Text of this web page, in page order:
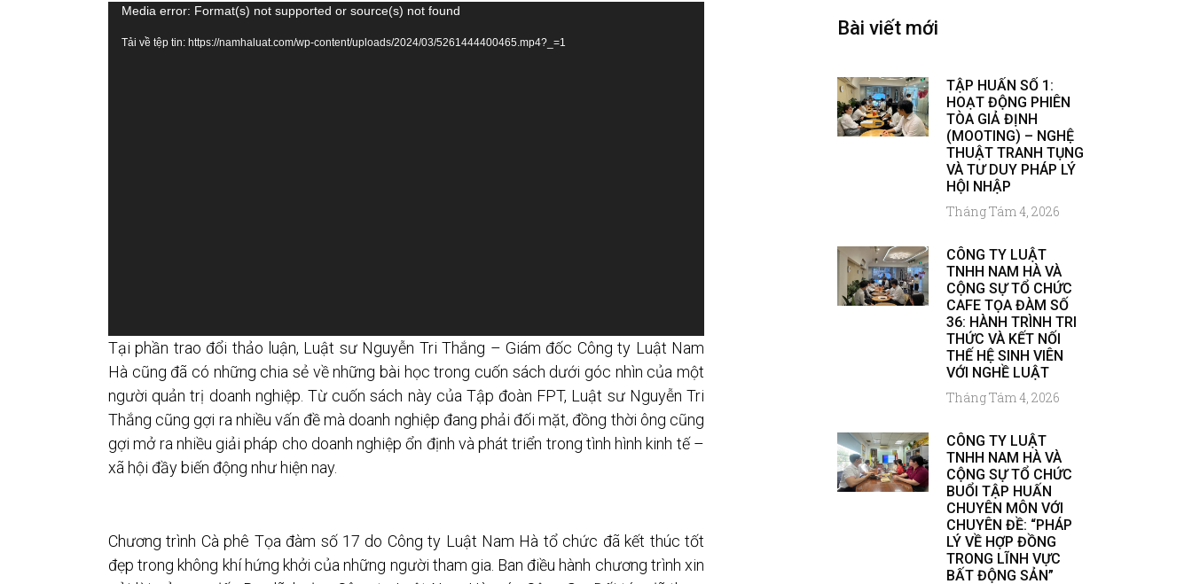
Trình
chơi
Media error: Format(s) not supported or source(s) not found
Tải về tệp tin: https://namhaluat.com/wp-content/uploads/2024/03/5261444400465.mp4?_=1
Tại phần trao đổi thảo luận, Luật sư Nguyễn Tri Thắng – Giám đốc Công ty Luật Nam
Hà cũng đã có những chia sẻ về những bài học trong cuốn sách dưới góc nhìn của một
người quản trị doanh nghiệp. Từ cuốn sách này của Tập đoàn FPT, Luật sư Nguyễn Tri
Thắng cũng gợi ra nhiều vấn đề mà doanh nghiệp đang phải đối mặt, đồng thời ông cũng
gợi mở ra nhiều giải pháp cho doanh nghiệp ổn định và phát triển trong tình hình kinh tế –
xã hội đầy biến động như hiện nay.
Chương trình Cà phê Tọa đàm số 17 do Công ty Luật Nam Hà tổ chức đã kết thúc tốt
đẹp trong không khí hứng khởi của những người tham gia. Ban điều hành chương trình xin
Bài viết mới
TẬP HUẤN SỐ 1:
HOẠT ĐỘNG PHIÊN
TÒA GIẢ ĐỊNH
(MOOTING) – NGHỆ
THUẬT TRANH TỤNG
VÀ TƯ DUY PHÁP LÝ
HỘI NHẬP
Tháng Tám 4, 2026
CÔNG TY LUẬT
TNHH NAM HÀ VÀ
CỘNG SỰ TỔ CHỨC
CAFE TỌA ĐÀM SỐ
36: HÀNH TRÌNH TRI
THỨC VÀ KẾT NỐI
THẾ HỆ SINH VIÊN
VỚI NGHỀ LUẬT
Tháng Tám 4, 2026
CÔNG TY LUẬT
TNHH NAM HÀ VÀ
CỘNG SỰ TỔ CHỨC
BUỔI TẬP HUẤN
CHUYÊN MÔN VỚI
CHUYÊN ĐỀ: “PHÁP
LÝ VỀ HỢP ĐỒNG
TRONG LĨNH VỰC
BẤT ĐỘNG SẢN”